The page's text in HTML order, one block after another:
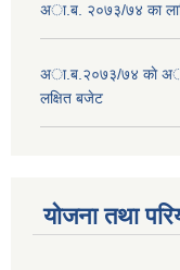
अा.ब. २०७३/७४ का
अा.ब.२०७३/७४ काे
लक्षित बजेट
योजना तथा